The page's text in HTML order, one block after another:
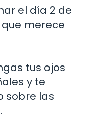
el día 2 de
merece
tus ojos
y te
sobre las